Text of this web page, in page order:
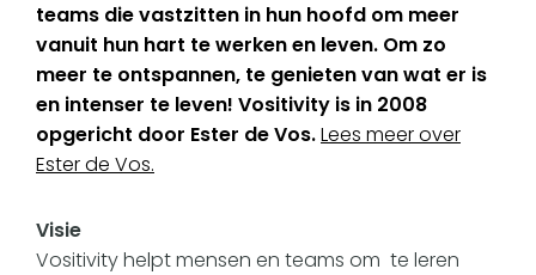
teams die vastzitten in hun hoofd om meer
vanuit hun hart te werken en leven. Om zo
meer te ontspannen, te genieten van wat er is
en intenser te leven! Vositivity is in 2008
opgericht door Ester de Vos.Lees meer over
Ester de Vos.
Visie
Vositivity helpt mensen en teams om te leren